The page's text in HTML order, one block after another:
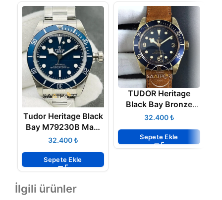
Tudor Heritage Black
Bay M79230B Mavi
Kadran Mavi Bezel
₺
Sepete Ekle
TUDOR Heritage
Black Bay Bronze
Blue XF 1-1 Aged
Super Clon
₺
Sepete Ekle
İlgili ürünler